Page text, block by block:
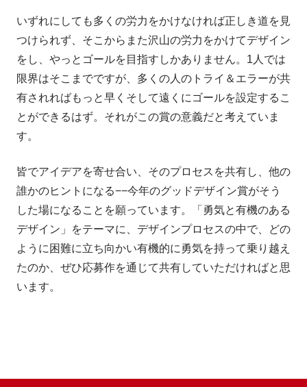
いずれにしても多くの労力をかけなければ正しき道を見
つけられず、そこからまた沢山の労力をかけてデザイン
をし、やっとゴールを目指すしかありません。1人では
限界はそこまでですが、多くの人のトライ＆エラーが共
有されればもっと早くそして遠くにゴールを設定するこ
とができるはず。それがこの賞の意義だと考えていま
す。
皆でアイデアを寄せ合い、そのプロセスを共有し、他の
誰かのヒントになる−−今年のグッドデザイン賞がそう
した場になることを願っています。「勇気と有機のある
デザイン」をテーマに、デザインプロセスの中で、どの
ように困難に立ち向かい有機的に勇気を持って乗り越え
たのか、ぜひ応募作を通じて共有していただければと思
います。